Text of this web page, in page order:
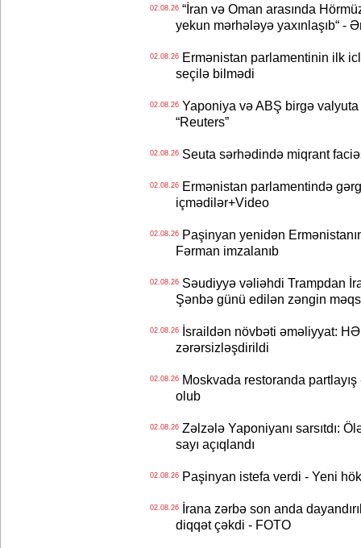
02.08.26“İran və Oman arasında
yekun mərhələyə yaxınlaşıb“ -
02.08.26Ermənistan parlamentinin ilk
seçilə bilmədi
02.08.26Yaponiya və ABŞ birgə valyuta
“Reuters”
02.08.26Seuta sərhədində miqrant
02.08.26Ermənistan parlamentində
içmədilər+Video
02.08.26Paşinyan yenidən
Fərman imzalanıb
02.08.26Səudiyyə vəliəhdi Trampdan
Şənbə günü edilən zəngin
02.08.26İsraildən növbəti əməliyyat:
zərərsizləşdirildi
02.08.26Moskvada restoranda
olub
02.08.26Zəlzələ Yaponiyanı sarsıtdı:
sayı açıqlandı
02.08.26Paşinyan istefa verdi - Yeni
02.08.26İrana zərbə son anda
diqqət çəkdi - FOTO